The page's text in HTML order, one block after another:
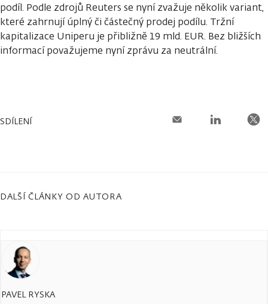
podíl. Podle zdrojů Reuters se nyní zvažuje několik variant,
které zahrnují úplný či částečný prodej podílu. Tržní
kapitalizace Uniperu je přibližně 19 mld. EUR. Bez bližších
informací považujeme nyní zprávu za neutrální.
SDÍLENÍ
DALŠÍ ČLÁNKY OD AUTORA
PAVEL RYSKA